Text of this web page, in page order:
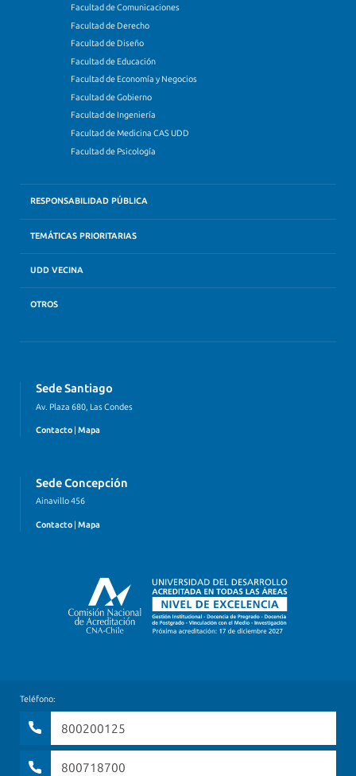
Facultad de Comunicaciones
Facultad de Derecho
Facultad de Diseño
Facultad de Educación
Facultad de Economía y Negocios
Facultad de Gobierno
Facultad de Ingeniería
Facultad de Medicina CAS UDD
Facultad de Psicología
RESPONSABILIDAD PÚBLICA
TEMÁTICAS PRIORITARIAS
UDD VECINA
OTROS
Sede Santiago
Av. Plaza 680, Las Condes
Contacto | Mapa
Sede Concepción
Ainavillo 456
Contacto | Mapa
Teléfono:
800200125
800718700